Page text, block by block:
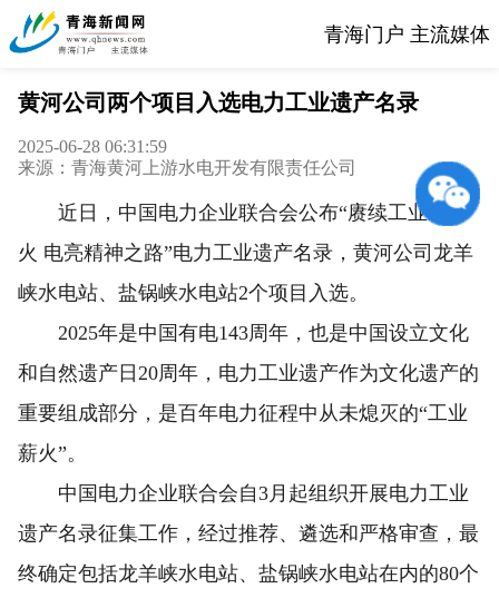
青海门户 主流媒体
黄河公司两个项目入选电力工业遗产名录
2025-06-28 06:31:59
来源：青海黄河上游水电开发有限责任公司
近日，中国电力企业联合会公布“赓续工业薪
火 电亮精神之路”电力工业遗产名录，黄河公司龙羊
峡水电站、盐锅峡水电站2个项目入选。
2025年是中国有电143周年，也是中国设立文化
和自然遗产日20周年，电力工业遗产作为文化遗产的
重要组成部分，是百年电力征程中从未熄灭的“工业
薪火”。
中国电力企业联合会自3月起组织开展电力工业
遗产名录征集工作，经过推荐、遴选和严格审查，最
终确定包括龙羊峡水电站、盐锅峡水电站在内的80个